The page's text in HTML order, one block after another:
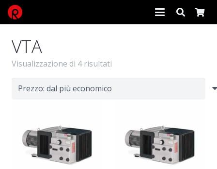
VTA
Visualizzazione di 4 risultati
dal